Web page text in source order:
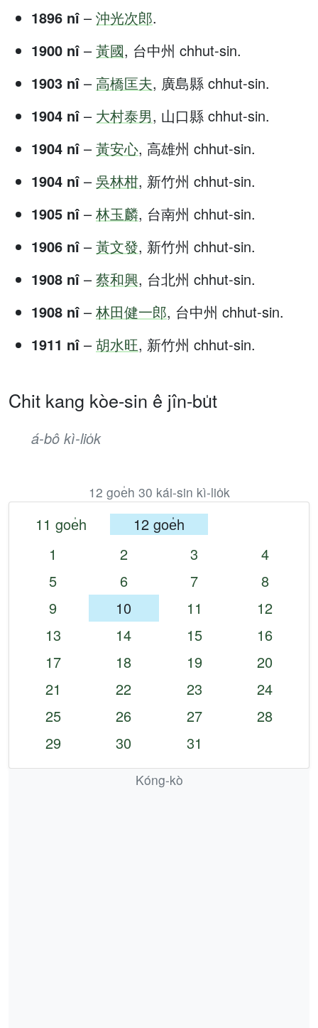
1896 nî – 沖光次郎.
1900 nî – 黃國, 台中州 chhut-sin.
1903 nî – 高橋匡夫, 廣島縣 chhut-sin.
1904 nî – 大村泰男, 山口縣 chhut-sin.
1904 nî – 黃安心, 高雄州 chhut-sin.
1904 nî – 吳林柑, 新竹州 chhut-sin.
1905 nî – 林玉麟, 台南州 chhut-sin.
1906 nî – 黃文發, 新竹州 chhut-sin.
1908 nî – 蔡和興, 台北州 chhut-sin.
1908 nî – 林田健一郎, 台中州 chhut-sin.
1911 nî – 胡水旺, 新竹州 chhut-sin.
Chit kang kòe-sin ê jîn-bu̍t
á-bô kì-lio̍k
12 goe̍h 30 kái-sin kì-lio̍k
11 goe̍h
12 goe̍h
1
2 3
4
5
6 7
8
9
10 11
12
13
14 15
16
17
18 19
20
21
22 23
24
25
26 27
28
29
30 31
Kóng-kò